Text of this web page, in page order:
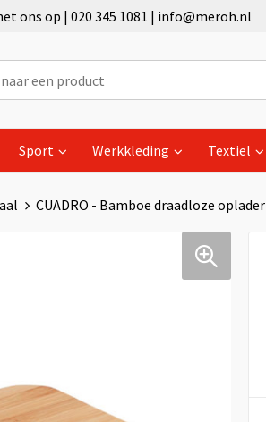
ons op | 020 345 1081 | info@meroh.nl
Sport Werkkleding Textiel
CUADRO - Bamboe draadloze oplader